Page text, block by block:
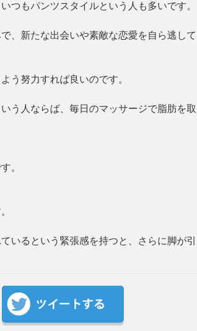
つもパンツスタイルという人も多いです。
、新たな出会いや素敵な恋愛を自ら逃して
う努力すれば良いのです。
う人ならば、毎日のマッサージで脂肪を取
。
いるという緊張感を持つと、さらに脚が引